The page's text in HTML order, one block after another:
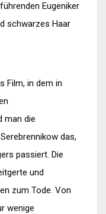
Eugeniker
schwarzes Haar
Film, in dem in
man die
das,
passiert. Die
und
zum Tode. Von
wenige